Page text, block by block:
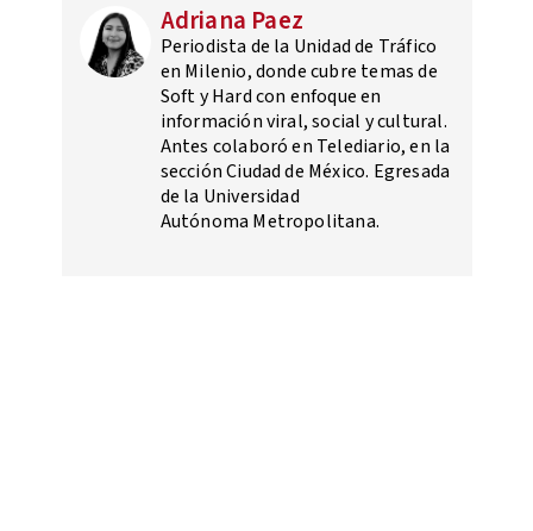
Adriana Paez
Periodista de la Unidad de Tráfico
en Milenio, donde cubre temas de
Soft y Hard con enfoque en
información viral, social y cultural.
Antes colaboró en Telediario, en la
sección Ciudad de México. Egresada
de la Universidad
Autónoma Metropolitana.